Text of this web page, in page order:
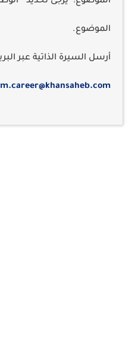
الموضوع.
أرسل السيرة الذاتية عبر